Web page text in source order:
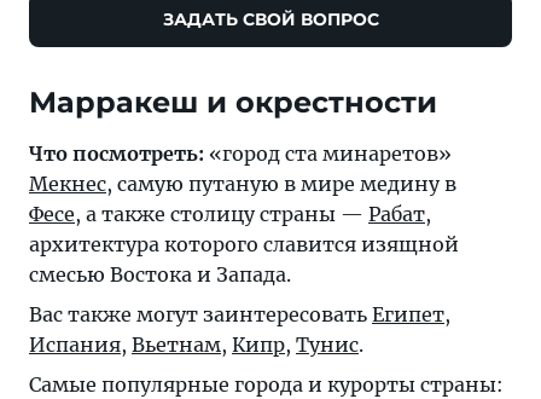
ЗАДАТЬ СВОЙ ВОПРОС
Марракеш и окрестности
Что посмотреть: «город ста минаретов»
Мекнес, самую путаную в мире медину в
Фесе, а также столицу страны — Рабат,
архитектура которого славится изящной
смесью Востока и Запада.
Вас также могут заинтересовать Египет,
Испания, Вьетнам, Кипр, Тунис.
Самые популярные города и курорты страны: